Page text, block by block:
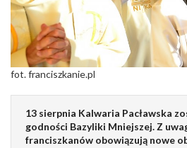
fot. franciszkanie.pl
13 sierpnia Kalwaria Pacławska
godności Bazyliki Mniejszej. Z
franciszkanów obowiązują nowe